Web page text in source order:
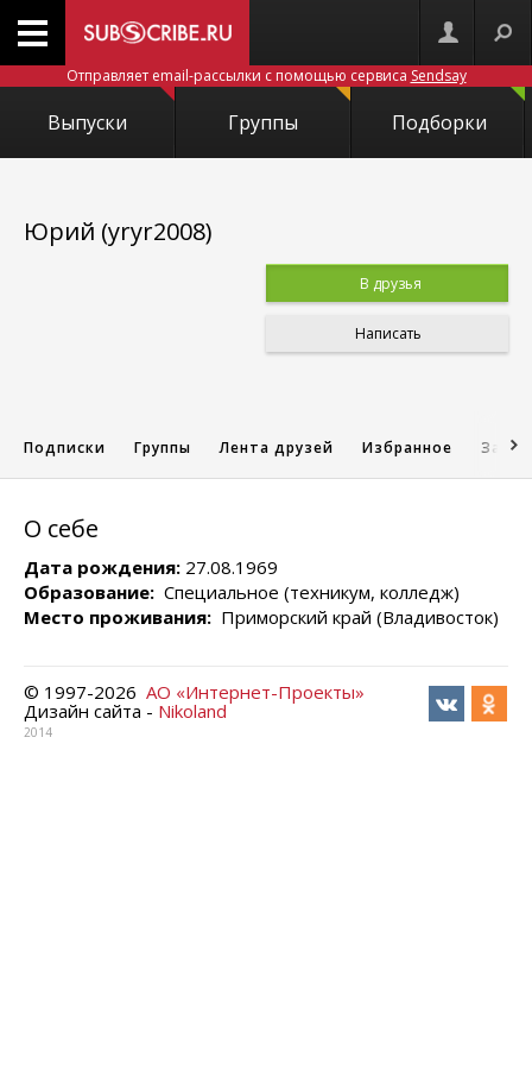
Отправляет email-рассылки с помощью сервиса Sendsay
Выпуски Группы Подборки
Юрий (yryr2008)
В друзья
Написать
Подписки Группы Лента друзей Избранное
О себе
Дата рождения: 27.08.1969
Образование: Специальное (техникум, колледж)
Место проживания: Приморский край (Владивосток)
© 1997-2026 АО «Интернет-Проекты»
Дизайн сайта - Nikoland
2014